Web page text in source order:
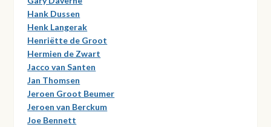
Hank Dussen
Henk Langerak
Henriëtte de Groot
Hermien de Zwart
Jacco van Santen
Jan Thomsen
Jeroen Groot Beumer
Jeroen van Berckum
Joe Bennett